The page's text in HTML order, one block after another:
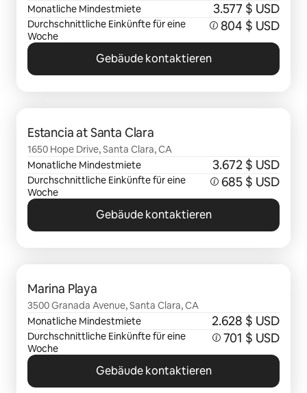
Monatliche Mindestmiete
3.577 $ USD
Durchschnittliche Einkünfte für eine
Woche
804 $ USD
Gebäude kontaktieren
Estancia at Santa Clara
1650 Hope Drive, Santa Clara, CA
Monatliche Mindestmiete
3.672 $ USD
Durchschnittliche Einkünfte für eine
Woche
685 $ USD
Gebäude kontaktieren
Marina Playa
3500 Granada Avenue, Santa Clara, CA
Monatliche Mindestmiete
2.628 $ USD
Durchschnittliche Einkünfte für eine
Woche
701 $ USD
Gebäude kontaktieren